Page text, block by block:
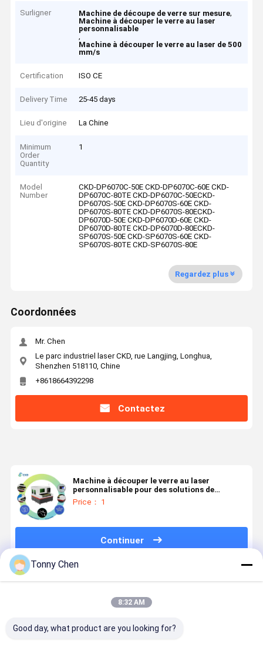
Surligner Machine de découpe de verre sur mesure,
Machine à découper le verre au laser
personnalisable
,
Machine à découper le verre au laser de 500
mm/s
Certification ISO CE
Delivery Time 25-45 days
Lieu d'origine La Chine
Minimum
Order
Quantity
1
Model
Number
CKD-DP6070C-50E CKD-DP6070C-60E CKD-
DP6070C-80TE CKD-DP6070C-50ECKD-
DP6070S-50E CKD-DP6070S-60E CKD-
DP6070S-80TE CKD-DP6070S-80ECKD-
DP6070D-50E CKD-DP6070D-60E CKD-
DP6070D-80TE CKD-DP6070D-80ECKD-
SP6070S-50E CKD-SP6070S-60E CKD-
SP6070S-80TE CKD-SP6070S-80E
Regardez plus
Coordonnées
Mr. Chen
Le parc industriel laser CKD, rue Langjing, Longhua,
Shenzhen 518110, Chine
+8618664392298
Contactez
Machine à découper le verre au laser
personnalisable pour des solutions de
découpe de verre sur mesure 0-500 mm/s
Price： 1
Continuer
Produits Recommandés
Tonny Chen
8:32 AM
Good day, what product are you looking for?